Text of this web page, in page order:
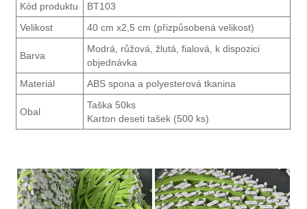
Kód produktu
BT103
Velikost
40 cm x2,5 cm (přizpůsobená velikost)
Barva
Modrá, růžová, žlutá, fialová, k dispozici
objednávka
Materiál
ABS spona a polyesterová tkanina
Obal
Taška 50ks
Karton deseti tašek (500 ks)